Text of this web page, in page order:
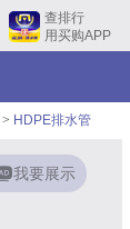
查排行
用买购APP
> HDPE排水管
我要展示